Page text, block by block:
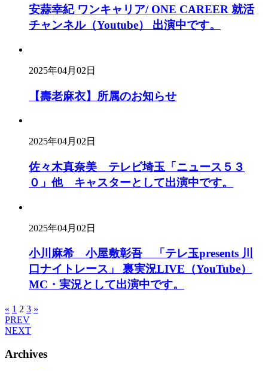
安蒜幸紀 ワンキャリア/ ONE CAREER 就活
チャンネル（Youtube） 出演中です。
2025年04月02日
【壽老麻衣】所属のお知らせ
2025年04月02日
佐々木真奈美 テレビ埼玉「ニュース５３
０」他 キャスターとして出演中です。
2025年04月02日
小川麻希 小屋敷彰吾 「テレ玉presents 川
口ナイトレース」 裏実況LIVE（YouTube）
MC・実況として出演中です。
« 1 2 3 »
PREV
NEXT
Archives